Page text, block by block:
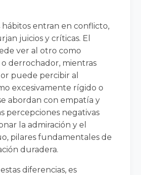
hábitos entran en conflicto,
juicios y críticas. El
ver al otro como
derrochador, mientras
puede percibir al
excesivamente rígido o
abordan con empatía y
percepciones negativas
la admiración y el
pilares fundamentales de
duradera.
diferencias, es